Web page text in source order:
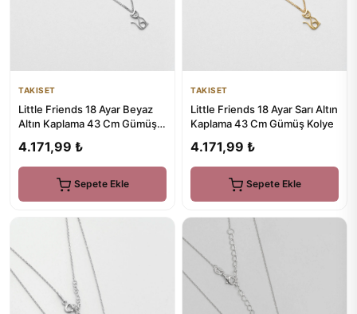
TAKISET
Little Friends 18 Ayar Beyaz
Altın Kaplama 43 Cm Gümüş
4.171,99 ₺
Sepete Ekle
TAKISET
Little Friends 18 Ayar Sarı Altın
Kaplama 43 Cm Gümüş Kolye
4.171,99 ₺
Sepete Ekle